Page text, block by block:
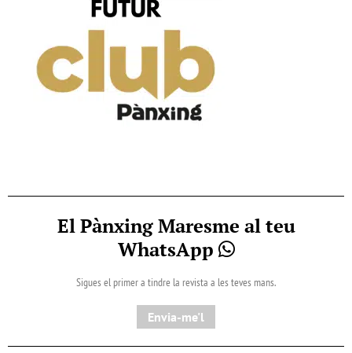
El Pànxing Maresme al teu
WhatsApp
Sigues el primer a tindre la revista a les teves mans.
Envia-me'l